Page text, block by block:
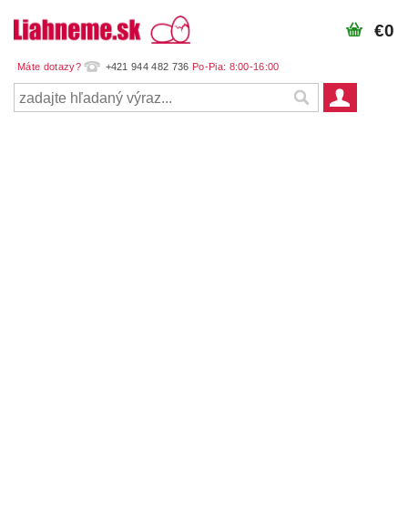
+421 944 482 736
€0